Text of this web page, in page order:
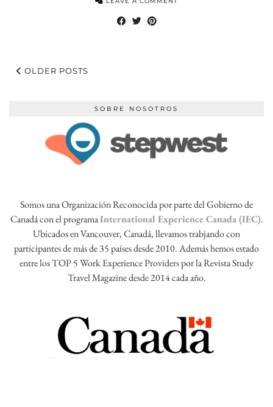
OLDER POSTS
SOBRE NOSOTROS
Somos una Organización Reconocida por parte del Gobierno de
Canadá con el programaInternational Experience Canada (IEC).
Ubicados en Vancouver, Canadá, llevamos trabjando con
participantes de más de 35 países desde 2010. Además hemos estado
entre los TOP 5 Work Experience Providers por la Revista Study
Travel Magazine desde 2014 cada año.